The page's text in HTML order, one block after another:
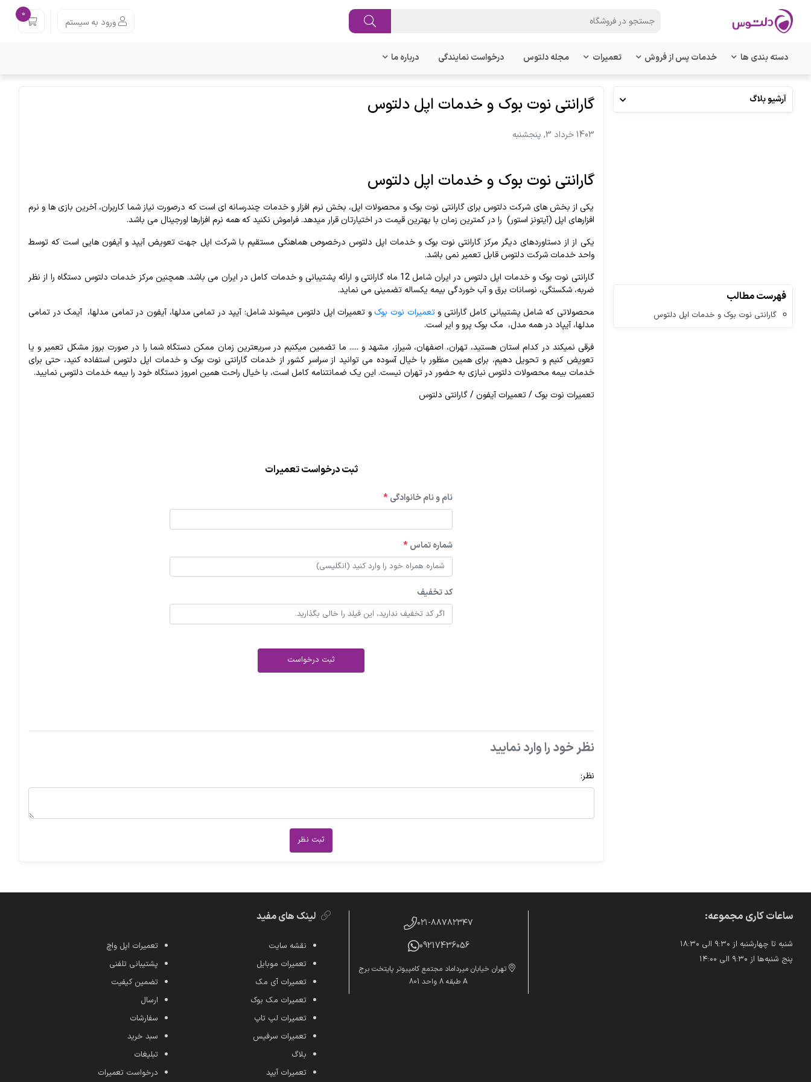
ورود به سیستم
0
دسته بندی ها خدمات پس از فروش تعمیرات مجله دلتوس درخواست نمایندگی درباره ما
آرشیو بلاگ
فهرست مطالب
گارانتی نوت بوک و خدمات اپل دلتوس
گارانتی نوت بوک و خدمات اپل دلتوس
1403 خرداد 3, پنجشنبه
گارانتی نوت بوک و خدمات اپل دلتوس
یکی از بخش های شرکت دلتوس برای گارانتی نوت بوک و محصولات اپل، بخش نرم افزار و خدمات چندرسانه ای است که درصورت نیاز شما کاربران، آخرین بازی ها و نرم
افزارهای اپل (آیتونز استور) را در کمترین زمان با بهترین قیمت در اختیارتان قرار میدهد. فراموش نکنید که همه نرم افزارها اورجینال می باشد.
یکی از از دستاوردهای دیگر مرکز گارانتی نوت بوک و خدمات اپل دلتوس درخصوص هماهنگی مستقیم با شرکت اپل جهت تعویض آیپد و آیفون هایی است که توسط
واحد خدمات شرکت دلتوس قابل تعمیر نمی باشد.
گارانتی نوت بوک و خدمات اپل دلتوس در ایران شامل 12 ماه گارانتی و ارائه پشتیبانی و خدمات کامل در ایران می باشد. همچنین مرکز خدمات دلتوس دستگاه را از نظر
ضربه، شکستگی، نوسانات برق و آب خوردگی بیمه یکساله تضمینی می نماید.
محصولاتی که شامل پشتیبانی کامل گارانتی وتعمیرات نوت بوک و تعمیرات اپل دلتوس میشوند شامل: آیپد در تمامی مدلها، آیفون در تمامی مدلها، آیمک در تمامی
مدلها، آیپاد در همه مدل، مک بوک پرو و ایر است.
فرقی نمیکند در کدام استان هستید، تهران، اصفهان، شیراز، مشهد و ..... ما تضمین میکنیم در سریعترین زمان ممکن دستگاه شما را در صورت بروز مشکل تعمیر و یا
تعویض کنیم و تحویل دهیم، برای همین منظور با خیال آسوده می توانید از سراسر کشور از خدمات گارانتی نوت بوک و خدمات اپل دلتوس استفاده کنید، حتی برای
خدمات بیمه محصولات دلتوس نیازی به حضور در تهران نیست. این یک ضمانتنامه کامل است، با خیال راحت همین امروز دستگاه خود را بیمه خدمات دلتوس نمایید.
تعمیرات نوت بوک / تعمیرات آیفون / گارانتی دلتوس
ثبت درخواست تعمیرات
نام و نام خانوادگی *
شماره تماس *
کد تخفیف
ثبت درخواست
نظر خود را وارد نمایید
نظر:
ثبت نظر
ساعات کاری مجموعه:
شنبه تا چهارشنبه از ۹:۳۰ الی ۱۸:۳۰
پنج شنبه‌ها از ۹:۳۰ الی ۱۴:۰۰
۰۲۱-۸۸۷۸۲۳۴۷
09217436056
تهران خیابان میرداماد مجتمع کامپیوتر پایتخت برج
A طبقه 8 واحد 801
لینک های مفید
نقشه سایت
تعمیرات موبایل
تعمیرات آی مک
تعمیرات مک بوک
تعمیرات لپ تاپ
تعمیرات سرفیس
بلاگ
تعمیرات آیپد
تعمیرات اپل واچ
پشتیبانی تلفنی
تضمین کیفیت
ارسال
سفارشات
سبد خرید
تبلیغات
درخواست تعمیرات